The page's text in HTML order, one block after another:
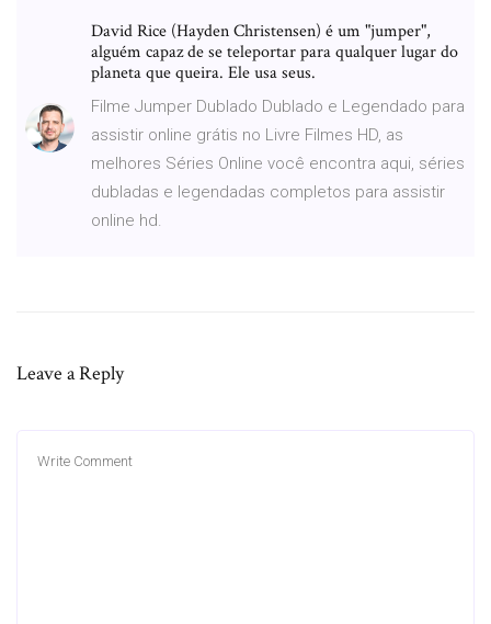
David Rice (Hayden Christensen) é um "jumper",
alguém capaz de se teleportar para qualquer lugar do
planeta que queira. Ele usa seus.
Filme Jumper Dublado Dublado e Legendado para
assistir online grátis no Livre Filmes HD, as
melhores Séries Online você encontra aqui, séries
dubladas e legendadas completos para assistir
online hd.
Leave a Reply